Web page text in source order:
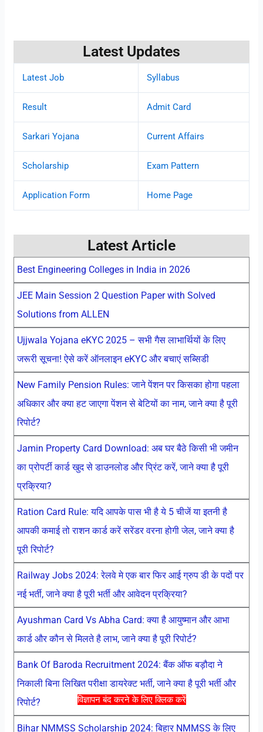
विज्ञापन बंद करने के लिए क्लिक करें
Latest Updates
Latest Job Syllabus
Result Admit Card
Sarkari Yojana Current Affairs
Scholarship Exam Pattern
Application Form Home Page
Latest Article
Best Engineering Colleges in India in 2026
JEE Main Session 2 Question Paper with Solved
Solutions from ALLEN
Ujjwala Yojana eKYC 2025 – सभी गैस लाभार्थियों के लिए
जरूरी सूचना! ऐसे करें ऑनलाइन eKYC और बचाएं सब्सिडी
New Family Pension Rules: जाने पेंशन पर किसका होगा पहला
अधिकार और क्या हट जाएगा पेंशन से बेटियों का नाम, जाने क्या है पूरी
रिपोर्ट?
Jamin Property Card Download: अब घर बैठे किसी भी जमीन
का प्रोपर्टी कार्ड खुद से डाउनलोड और प्रिंट करें, जाने क्या है पूरी
प्रक्रिया?
Ration Card Rule: यदि आपके पास भी है ये 5 चीजें या इतनी है
आपकी कमाई तो राशन कार्ड करें सरेंडर वरना होगी जेल, जाने क्या है
पूरी रिपोर्ट?
Railway Jobs 2024: रेलवे मे एक बार फिर आई ग्रुप डी के पदों पर
नई भर्ती, जाने क्या है पूरी भर्ती और आवेदन प्रक्रिया?
Ayushman Card Vs Abha Card: क्या है आयुष्मान और आभा
कार्ड और कौन से मिलते है लाभ, जाने क्या है पूरी रिपोर्ट?
Bank Of Baroda Recruitment 2024: बैंक ऑफ बड़ौदा ने
निकाली बिना लिखित परीक्षा डायरेक्ट भर्ती, जाने क्या है पूरी भर्ती और
रिपोर्ट?
Bihar NMMSS Scholarship 2024: बिहार NMMSS के लिए